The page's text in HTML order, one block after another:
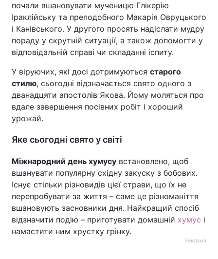
почали вшановувати мученицю Глікерію
Іраклійську та преподобного Макарія Овруцького
і Канівського. У другого просять надіслати мудру
пораду у скрутній ситуації, а також допомогти у
відповідальній справі чи складанні іспиту.
У віруючих, які досі дотримуються старого
стилю, сьогодні відзначається свято одного з
дванадцяти апостолів Якова. Йому моляться про
вдале завершення посівних робіт і хороший
урожай.
Яке сьогодні свято у світі
Міжнародний день хумусу встановлено, щоб
вшанувати популярну східну закуску з бобових.
Існує стільки різновидів цієї страви, що їх не
перепробувати за життя – саме це різноманіття
вшановують засновники дня. Найкращий спосіб
відзначити подію – приготувати домашній хумус і
намастити ним хрустку грінку.
Реклама